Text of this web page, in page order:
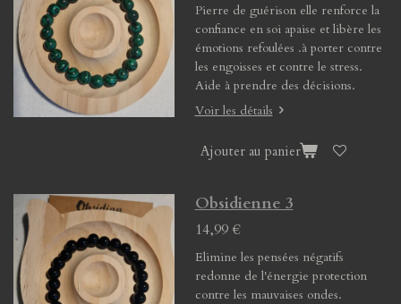
Pierre de guérison elle renforce la
confiance en soi apaise et libère les
émotions refoulées .à porter contre
les engoisses et contre le stress.
Aide à prendre des décisions.
Voir les détails
Ajouter au panier
Obsidienne 3
14,99 €
Elimine les pensées négatifs
redonne de l'énergie protection
contre les mauvaises ondes.